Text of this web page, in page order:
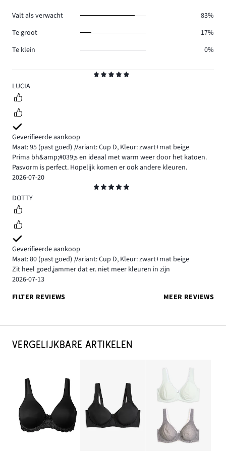
5LUCIA
Geverifieerde aankoop
Maat: 95 (past goed) ,Variant: Cup D, Kleur: zwart+mat beige
Prima bh&amp;#039;s en ideaal met warm weer door het katoen.
Pasvorm is perfect. Hopelijk komen er ook andere kleuren.
2026-07-20
5
DOTTY
Geverifieerde aankoop
Maat: 80 (past goed) ,Variant: Cup D, Kleur: zwart+mat beige
Zit heel goed,jammer dat er. niet meer kleuren in zijn
2026-07-13
FILTER REVIEWS
MEER REVIEWS
Valt als verwacht
83%
Te groot
17%
Te klein
0%
VERGELIJKBARE ARTIKELEN